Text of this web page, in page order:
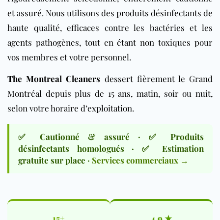
et assuré. Nous utilisons des produits désinfectants de
haute qualité, efficaces contre les bactéries et les
agents pathogènes, tout en étant non toxiques pour
vos membres et votre personnel.
The Montreal Cleaners dessert fièrement le Grand
Montréal depuis plus de 15 ans, matin, soir ou nuit,
selon votre horaire d’exploitation.
✅ Cautionné & assuré · ✅ Produits
désinfectants homologués · ✅ Estimation
gratuite sur place · Services commerciaux →